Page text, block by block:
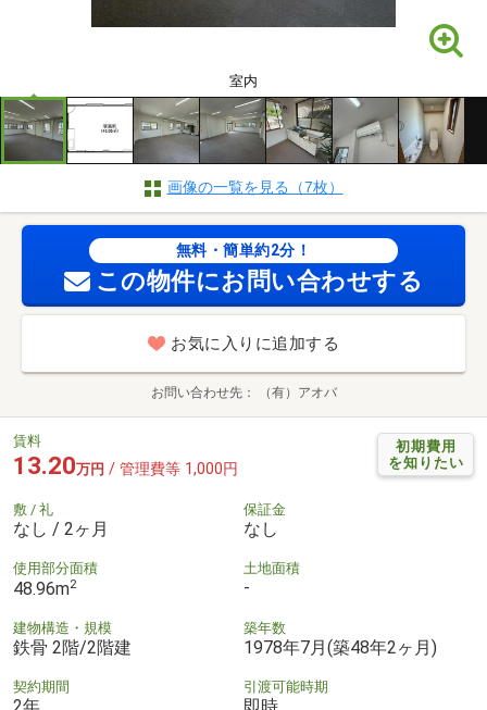
室内
画像の一覧を見る（7枚）
無料・簡単約2分！
この物件にお問い合わせする
お気に入りに追加する
お問い合わせ先 （有）アオバ
初期費用
を知りたい
賃料
13.20万円 / 管理費等 1,000円
敷 / 礼
なし / 2ヶ月
保証金
なし
使用部分面積
48.96m2
土地面積
-
建物構造・規模
鉄骨 2階/2階建
築年数
1978年7月(築48年2ヶ月)
契約期間 引渡可能時期